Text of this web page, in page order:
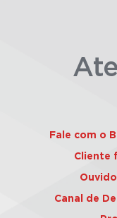
Fale com o
Cliente
Canal de